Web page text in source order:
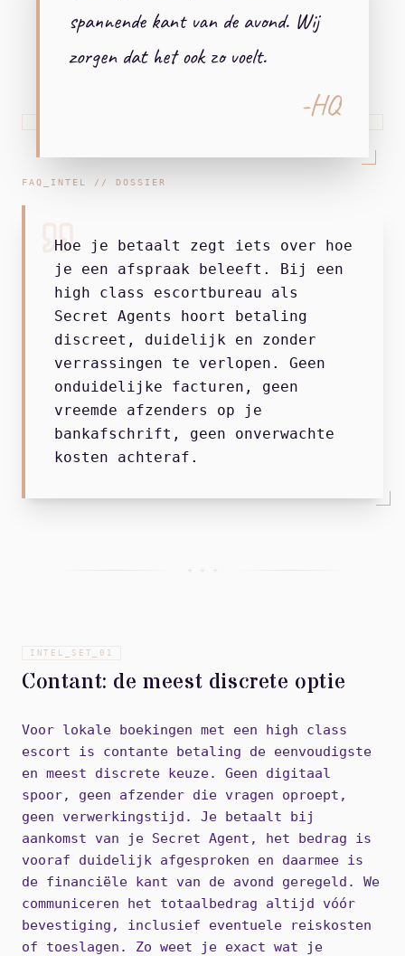
FAQ_INTEL // DOSSIER
Hoe je betaalt zegt iets over hoe
je een afspraak beleeft. Bij een
high class escortbureau als
Secret Agents hoort betaling
discreet, duidelijk en zonder
verrassingen te verlopen. Geen
onduidelijke facturen, geen
vreemde afzenders op je
bankafschrift, geen onverwachte
kosten achteraf.
+ + +
INTEL_SET_ 01
Contant: de meest discrete optie
Voor lokale boekingen met een high class
escort is contante betaling de eenvoudigste
en meest discrete keuze. Geen digitaal
spoor, geen afzender die vragen oproept,
geen verwerkingstijd. Je betaalt bij
aankomst van je Secret Agent, het bedrag is
vooraf duidelijk afgesproken en daarmee is
de financiële kant van de avond geregeld. We
communiceren het totaalbedrag altijd vóór
bevestiging, inclusief eventuele reiskosten
of toeslagen. Zo weet je exact wat je
spannende kant van de avond. Wij
zorgen dat het ook zo voelt.
-HQ